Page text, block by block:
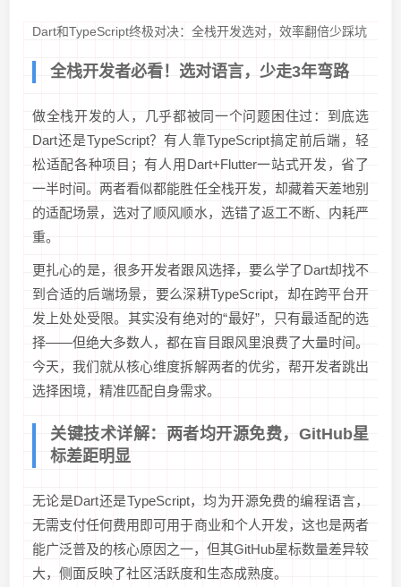
Dart和TypeScript终极对决：全栈开发选对，效率翻倍少踩坑
全栈开发者必看！选对语言，少走3年弯路
做全栈开发的人，几乎都被同一个问题困住过：到底选
Dart还是TypeScript？有人靠TypeScript搞定前后端，轻
松适配各种项目；有人用Dart+Flutter一站式开发，省了
一半时间。两者看似都能胜任全栈开发，却藏着天差地别
的适配场景，选对了顺风顺水，选错了返工不断、内耗严
重。
更扎心的是，很多开发者跟风选择，要么学了Dart却找不
到合适的后端场景，要么深耕TypeScript，却在跨平台开
发上处处受限。其实没有绝对的“最好”，只有最适配的选
择——但绝大多数人，都在盲目跟风里浪费了大量时间。
今天，我们就从核心维度拆解两者的优劣，帮开发者跳出
选择困境，精准匹配自身需求。
关键技术详解：两者均开源免费，GitHub星
标差距明显
无论是Dart还是TypeScript，均为开源免费的编程语言，
无需支付任何费用即可用于商业和个人开发，这也是两者
能广泛普及的核心原因之一，但其GitHub星标数量差异较
大，侧面反映了社区活跃度和生态成熟度。